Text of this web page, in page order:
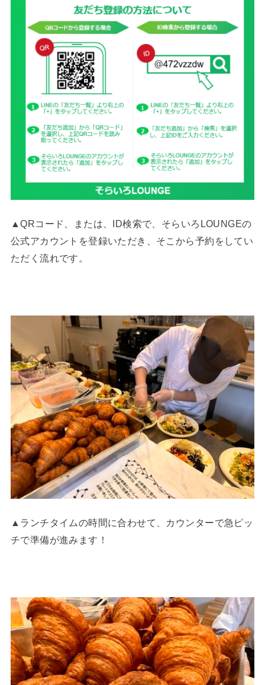
▲QRコード、または、ID検索で、そらいろLOUNGEの
公式アカウントを登録いただき、そこから予約をしてい
ただく流れです。
▲ランチタイムの時間に合わせて、カウンターで急ピッ
チで準備が進みます！